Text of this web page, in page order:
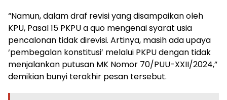
“Namun, dalam draf revisi yang disampaikan oleh
KPU, Pasal 15 PKPU a quo mengenai syarat usia
pencalonan tidak direvisi. Artinya, masih ada upaya
‘pembegalan konstitusi’ melalui PKPU dengan tidak
menjalankan putusan MK Nomor 70/PUU-XXII/2024,”
demikian bunyi terakhir pesan tersebut.